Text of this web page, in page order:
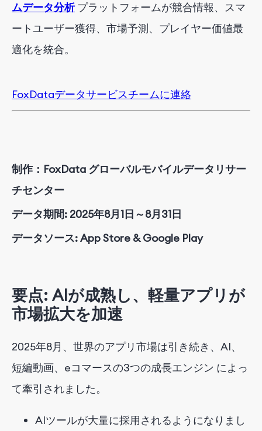
ムデータ分析 プラットフォームが競合情報、スマ
ートユーザー獲得、市場予測、プレイヤー価値最
適化を統合。
FoxDataデータサービスチームに連絡
制作：FoxData グローバルモバイルデータリサー
チセンター
データ期間: 2025年8月1日～8月31日
データソース: App Store & Google Play
要点: AIが成熟し、軽量アプリが
市場拡大を加速
2025年8月、世界のアプリ市場は引き続き、AI、
短編動画、eコマースの3つの成長エンジン によっ
て牽引されました。
AIツールが大量に採用されるようになりまし